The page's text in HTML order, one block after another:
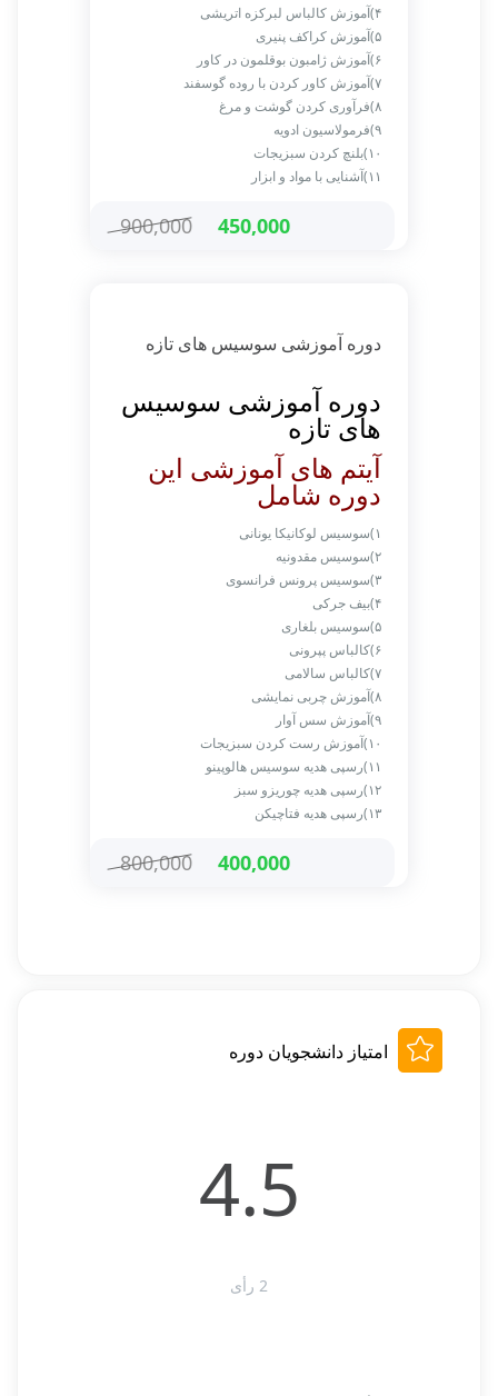
۴)آموزش کالباس لبرکزه اتریشی
۵)آموزش کراکف پنیری
۶)آموزش ژامبون بوقلمون در کاور
۷)آموزش کاور کردن با روده گوسفند
۸)فرآوری کردن گوشت و مرغ
۹)فرمولاسیون ادویه
۱۰)بلنچ کردن سبزیجات
۱۱)آشنایی با مواد و ابزار
900,000 450,000
دوره آموزشی سوسیس های تازه
دوره آموزشی سوسیس
های تازه
آیتم های آموزشی این
دوره شامل
۱)سوسیس لوکانیکا یونانی
۲)سوسیس مقدونیه
۳)سوسیس پرونس فرانسوی
۴)بیف جرکی
۵)سوسیس بلغاری
۶)کالباس پپرونی
۷)کالباس سالامی
۸)آموزش چربی نمایشی
۹)آموزش سس آوار
۱۰)آموزش رست کردن سبزیجات
۱۱)رسپی هدیه سوسیس هالوپینو
۱۲)رسپی هدیه چوریزو سبز
۱۳)رسپی هدیه فتاچیکن
800,000 400,000
امتیاز دانشجویان دوره
4.5
2 رأی